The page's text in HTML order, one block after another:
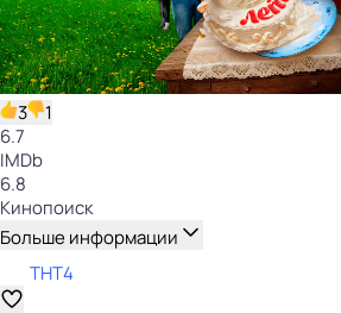
3
1
6.7
IMDb
6.8
Кинопоиск
Больше информации
ТНТ4